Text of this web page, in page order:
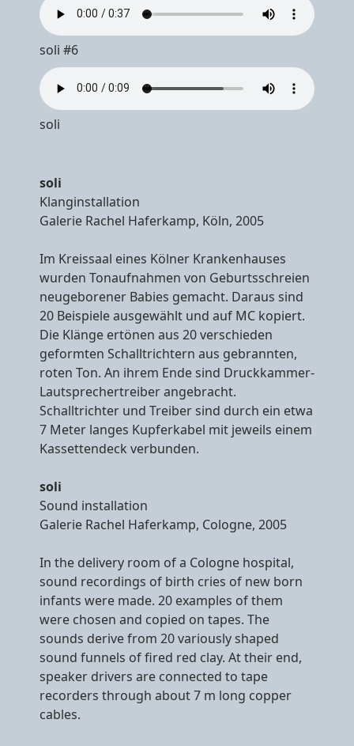
soli #6
soli
soli
Klanginstallation
Galerie Rachel Haferkamp, Köln, 2005
Im Kreissaal eines Kölner Krankenhauses
wurden Tonaufnahmen von Geburtsschreien
neugeborener Babies gemacht. Daraus sind
20 Beispiele ausgewählt und auf MC kopiert.
Die Klänge ertönen aus 20 verschieden
geformten Schalltrichtern aus gebrannten,
roten Ton. An ihrem Ende sind Druckkammer-
Lautsprechertreiber angebracht.
Schalltrichter und Treiber sind durch ein etwa
7 Meter langes Kupferkabel mit jeweils einem
Kassettendeck verbunden.
soli
Sound installation
Galerie Rachel Haferkamp, Cologne, 2005
In the delivery room of a Cologne hospital,
sound recordings of birth cries of new born
infants were made. 20 examples of them
were chosen and copied on tapes. The
sounds derive from 20 variously shaped
sound funnels of fired red clay. At their end,
speaker drivers are connected to tape
recorders through about 7 m long copper
cables.